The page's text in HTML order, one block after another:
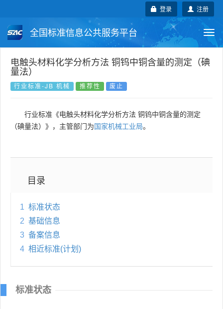
注册
登录
全国标准信息公共服务平台
国家标准 行业标准 地方标准
团体标准 企业标准
国外标准 技术委员会
电触头材料化学分析方法 铜钨中铜含量的测定（碘
量法）
行业标准-JB 机械 推荐性 废止
行业标准《电触头材料化学分析方法 铜钨中铜含量的测定
（碘量法）》，主管部门为国家机械工业局。
目录
1 标准状态
2 基础信息
3 备案信息
4 相近标准(计划)
标准状态